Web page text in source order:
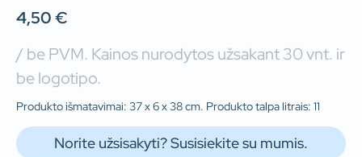
4,50€
/ be PVM. Kainos nurodytos užsakant 30 vnt. ir
be logotipo.
Produkto išmatavimai: 37 x 6 x 38 cm. Produkto talpa litrais: 11
Norite užsisakyti? Susisiekite su mumis.